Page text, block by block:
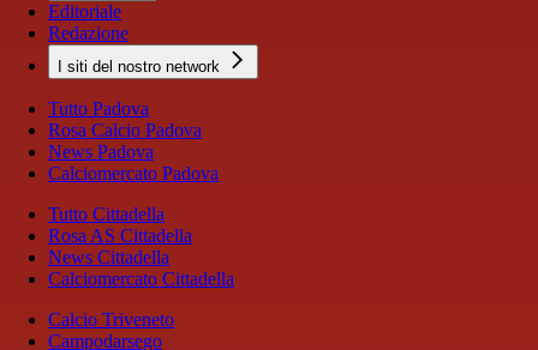
Editoriale
Redazione
I siti del nostro network
Tutto Padova
Rosa Calcio Padova
News Padova
Calciomercato Padova
Tutto Cittadella
Rosa AS Cittadella
News Cittadella
Calciomercato Cittadella
Calcio Triveneto
Campodarsego